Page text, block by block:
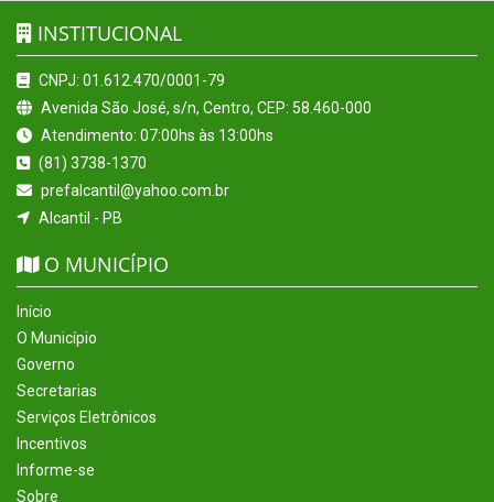
INSTITUCIONAL
CNPJ: 01.612.470/0001-79
Avenida São José, s/n, Centro, CEP: 58.460-000
Atendimento: 07:00hs às 13:00hs
(81) 3738-1370
prefalcantil@yahoo.com.br
Alcantil - PB
O MUNICÍPIO
Início
O Município
Governo
Secretarias
Serviços Eletrônicos
Incentivos
Informe-se
Sobre